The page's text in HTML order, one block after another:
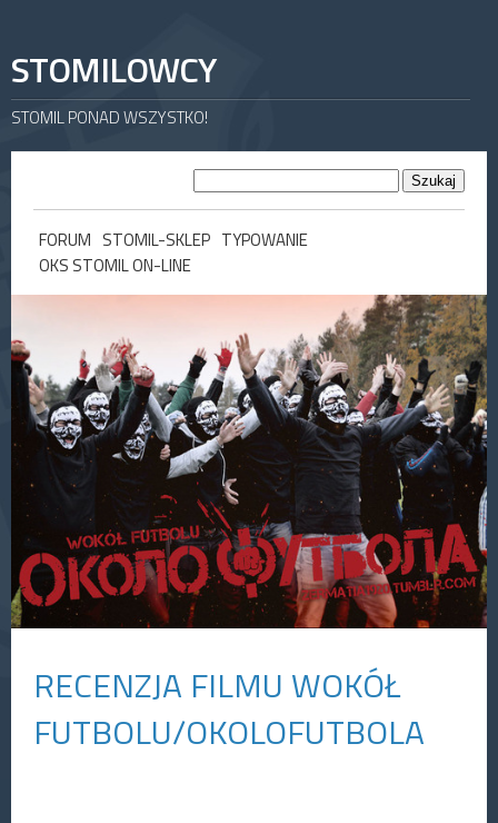
STOMILOWCY
STOMIL PONAD WSZYSTKO!
FORUM STOMIL-SKLEP TYPOWANIE
OKS STOMIL ON-LINE
RECENZJA FILMU WOKÓŁ
FUTBOLU/OKOLOFUTBOLA